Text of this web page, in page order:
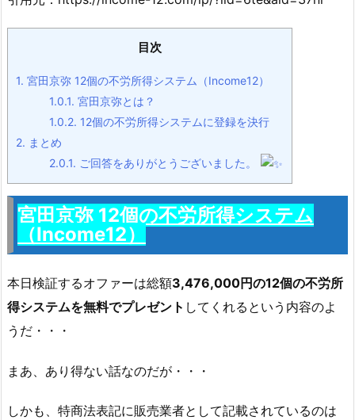
目次
1. 宮田京弥 12個の不労所得システム（Income12）
1.0.1. 宮田京弥とは？
1.0.2. 12個の不労所得システムに登録を決行
2. まとめ
2.0.1. ご回答をありがとうございました。
宮田京弥 12個の不労所得システム
（Income12）
本日検証するオファーは総額3,476,000円の12個の不労所
得システムを無料でプレゼント してくれるという内容のよ
うだ・・・
まあ、あり得ない話なのだが・・・
しかも、特商法表記に販売業者として記載されているのは